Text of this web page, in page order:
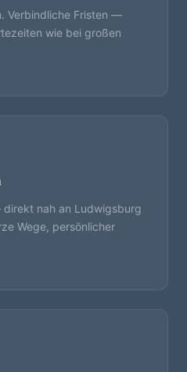
Verbindliche Fristen —
wie bei großen
nah an Ludwigsburg
Wege, persönlicher